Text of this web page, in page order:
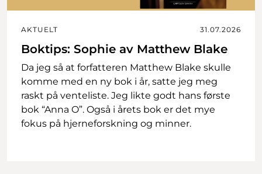
AKTUELT 31.07.2026
Boktips: Sophie av Matthew Blake
Da jeg så at forfatteren Matthew Blake skulle
komme med en ny bok i år, satte jeg meg
raskt på venteliste. Jeg likte godt hans første
bok “Anna O”. Også i årets bok er det mye
fokus på hjerneforskning og minner.